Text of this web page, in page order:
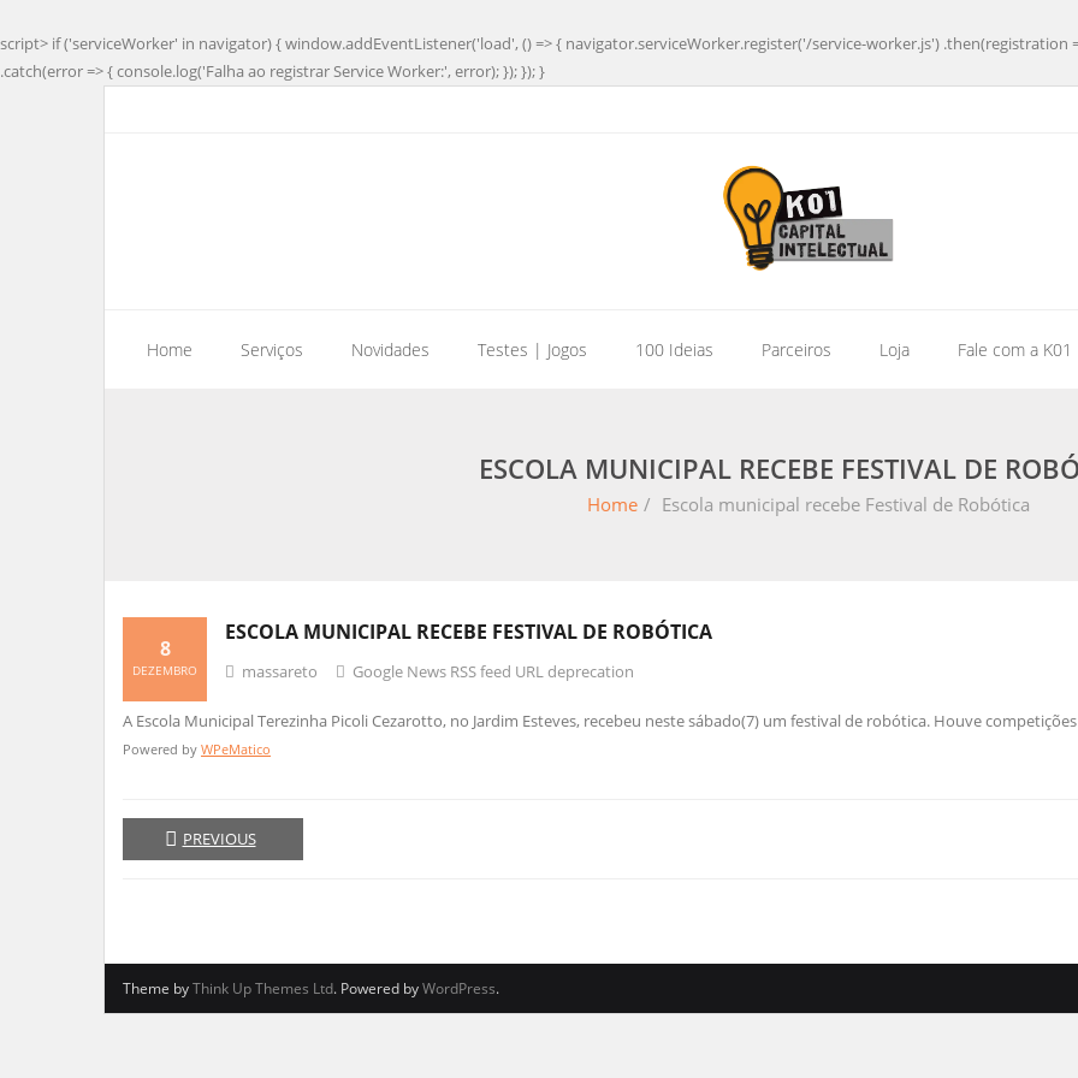
script> if ('serviceWorker' in navigator) { window.addEventListener('load', () => { navigator.serviceWorker.register('/service-worker.js') .then(registration
.catch(error => { console.log('Falha ao registrar Service Worker:', error); }); }); }
Home Serviços Novidades Testes | Jogos 100 Ideias Parceiros Loja Fale com a K01
ESCOLA MUNICIPAL RECEBE FESTIVAL DE
Home / Escola municipal recebe Festival de Robótica
ESCOLA MUNICIPAL RECEBE FESTIVAL DE ROBÓTICA
8
DEZEMBRO massareto Google News RSS feed URL deprecation
A Escola Municipal Terezinha Picoli Cezarotto, no Jardim Esteves, recebeu neste sábado(7) um festival de robótica. Houve
Powered by WPeMatico
PREVIOUS
Theme byThink Up Themes Ltd. Powered byWordPress.